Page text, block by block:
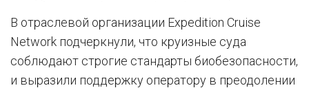
В отраслевой организации Expedition Cruise
Network подчеркнули, что круизные суда
соблюдают строгие стандарты биобезопасности,
и выразили поддержку оператору в преодолении